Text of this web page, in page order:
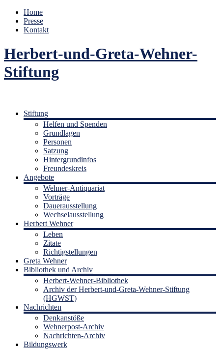
Home
Presse
Kontakt
Herbert-und-Greta-Wehner-
Stiftung
Stiftung
Helfen und Spenden
Grundlagen
Personen
Satzung
Hintergrundinfos
Freundeskreis
Angebote
Wehner-Antiquariat
Vorträge
Dauerausstellung
Wechselausstellung
Herbert Wehner
Leben
Zitate
Richtigstellungen
Greta Wehner
Bibliothek und Archiv
Herbert-Wehner-Bibliothek
Archiv der Herbert-und-Greta-Wehner-Stiftung
(HGWST)
Nachrichten
Denkanstöße
Wehnerpost-Archiv
Nachrichten-Archiv
Bildungswerk